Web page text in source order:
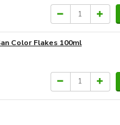
Color Flakes 100ml